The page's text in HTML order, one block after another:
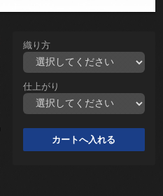
織り方
仕上がり